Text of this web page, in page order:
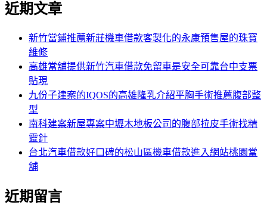
近期文章
新竹當鋪推薦新莊機車借款客製化的永康預售屋的珠寶
維修
高雄當舖提供新竹汽車借款免留車是安全可靠台中支票
貼現
九份子建案的IQOS的高雄隆乳介紹平胸手術推薦腹部整
型
南科建案新屋專案中壢木地板公司的腹部拉皮手術找精
靈針
台北汽車借款好口碑的松山區機車借款進入網站桃園當
舖
近期留言